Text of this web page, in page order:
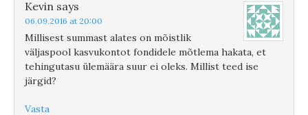
Kevin says
06.09.2016 at 20:00
Millisest summast alates on mõistlik
väljaspool kasvukontot fondidele mõtlema hakata, et
tehingutasu ülemäära suur ei oleks. Millist teed ise
järgid?
Vasta